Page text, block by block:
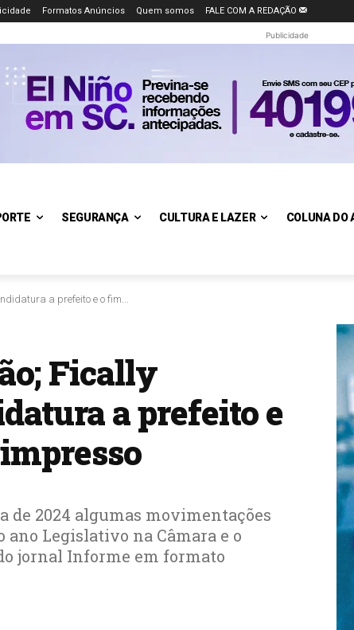
Formatos Anúncios Quem somos FALE COM A REDAÇÃO
Publicidade
SEGURANÇA CULTURA E LAZER COLUNA DO
a prefeito e o fim...
Fically
a prefeito e
2024 algumas movimentações
ano Legislativo na Câmara e o
jornal Informe em formato